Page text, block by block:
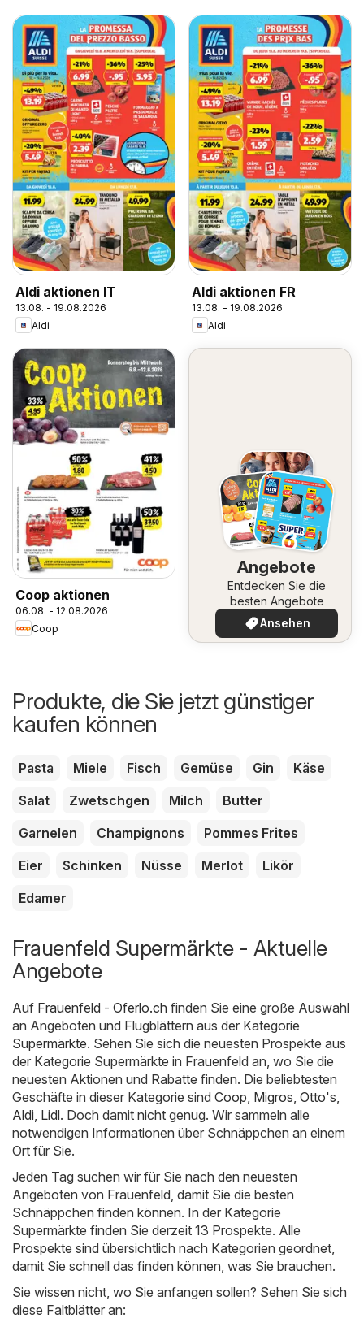
Aldi aktionen IT
13.08. - 19.08.2026
Aldi
Aldi aktionen FR
13.08. - 19.08.2026
Aldi
Coop aktionen
06.08. - 12.08.2026
Coop
Angebote
Entdecken Sie die
besten Angebote
Ansehen
Produkte, die Sie jetzt günstiger
kaufen können
Pasta Miele Fisch Gemüse Gin
Käse
Salat
Zwetschgen Milch
Butter
Garnelen
Champignons
Pommes Frites
Eier
Schinken Nüsse Merlot
Likör
Edamer
Frauenfeld Supermärkte - Aktuelle
Angebote
Auf Frauenfeld - Oferlo.ch finden Sie eine große Auswahl
an Angeboten und Flugblättern aus der Kategorie
Supermärkte. Sehen Sie sich die neuesten Prospekte aus
der Kategorie Supermärkte in Frauenfeld an, wo Sie die
neuesten Aktionen und Rabatte finden. Die beliebtesten
Geschäfte in dieser Kategorie sind Coop, Migros, Otto's,
Aldi, Lidl. Doch damit nicht genug. Wir sammeln alle
notwendigen Informationen über Schnäppchen an einem
Ort für Sie.
Jeden Tag suchen wir für Sie nach den neuesten
Angeboten von Frauenfeld, damit Sie die besten
Schnäppchen finden können. In der Kategorie
Supermärkte finden Sie derzeit 13 Prospekte. Alle
Prospekte sind übersichtlich nach Kategorien geordnet,
damit Sie schnell das finden können, was Sie brauchen.
Sie wissen nicht, wo Sie anfangen sollen? Sehen Sie sich
diese Faltblätter an: